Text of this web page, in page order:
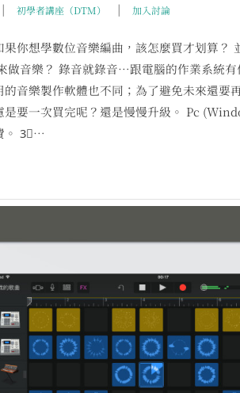
| 初學者講座（DTM） | 加入討論
你想學數位音樂編曲，該怎麼買才划算？
做音樂？ 錄音就錄音…跟電腦的作業系統
音樂製作軟體也不同；為了避免未來還要
要一次買完呢？還是慢慢升級。 Pc
。 3︎⃣…